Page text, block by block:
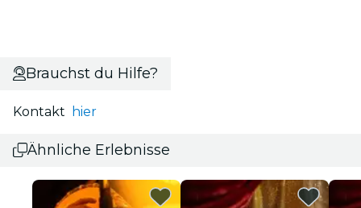
Brauchst du Hilfe?
Kontakt hier
Ähnliche Erlebnisse